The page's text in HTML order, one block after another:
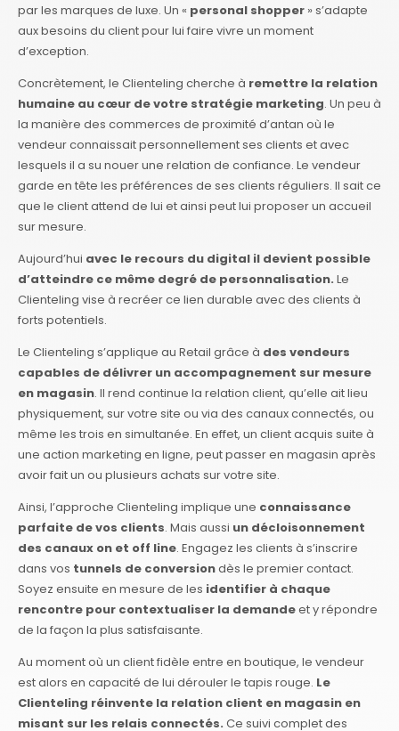
par les marques de luxe. Un « personal shopper » s’adapte
aux besoins du client pour lui faire vivre un moment
d’exception.
Concrètement, le Clienteling cherche à remettre la relation
humaine au cœur de votre stratégie marketing. Un peu à
la manière des commerces de proximité d’antan où le
vendeur connaissait personnellement ses clients et avec
lesquels il a su nouer une relation de confiance. Le vendeur
garde en tête les préférences de ses clients réguliers. Il sait ce
que le client attend de lui et ainsi peut lui proposer un accueil
sur mesure.
Aujourd’hui avec le recours du digital il devient possible
d’atteindre ce même degré de personnalisation. Le
Clienteling vise à recréer ce lien durable avec des clients à
forts potentiels.
Le Clienteling s’applique au Retail grâce à des vendeurs
capables de délivrer un accompagnement sur mesure
en magasin. Il rend continue la relation client, qu’elle ait lieu
physiquement, sur votre site ou via des canaux connectés, ou
même les trois en simultanée. En effet, un client acquis suite à
une action marketing en ligne, peut passer en magasin après
avoir fait un ou plusieurs achats sur votre site.
Ainsi, l’approche Clienteling implique une connaissance
parfaite de vos clients. Mais aussi un décloisonnement
des canaux on et off line. Engagez les clients à s’inscrire
dans vos tunnels de conversiondès le premier contact.
Soyez ensuite en mesure de les identifier à chaque
rencontre pour contextualiser la demandeet y répondre
de la façon la plus satisfaisante.
Au moment où un client fidèle entre en boutique, le vendeur
est alors en capacité de lui dérouler le tapis rouge. Le
Clienteling réinvente la relation client en magasin en
misant sur les relais connectés. Ce suivi complet des